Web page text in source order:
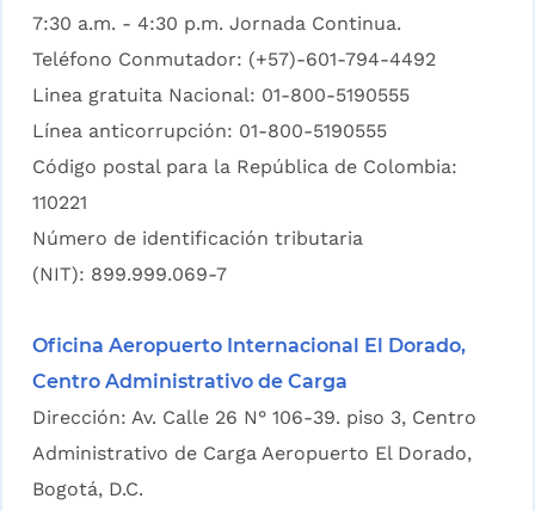
7:30 a.m. - 4:30 p.m. Jornada Continua.
Teléfono Conmutador: (+57)-601-794-4492
Linea gratuita Nacional: 01-800-5190555
Línea anticorrupción: 01-800-5190555
Código postal para la República de Colombia:
110221
Número de identificación tributaria
(NIT): 899.999.069-7
Oficina Aeropuerto Internacional El Dorado,
Centro Administrativo de Carga
Dirección: Av. Calle 26 N° 106-39. piso 3, Centro
Administrativo de Carga Aeropuerto El Dorado,
Bogotá, D.C.